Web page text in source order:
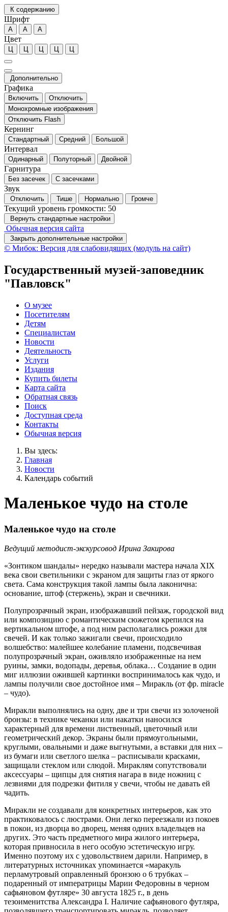
К содержанию
Шрифт
А А А
Цвет
Ц Ц Ц Ц Ц
Дополнительно
Графика
Включить
Отключить
Монохромные изображения
Отключить Flash
Кернинг
Стандартный Средний Большой
Интервал
Одинарный Полуторный Двойной
Гарнитура
Без засечек С засечками
Звук
Отключить Тише Нормально Громче
Текущий уровень громкости: 50
Вернуть стандартные настройки
Обычная версия сайта
Закрыть дополнительные настройки
© Мибок: Версия для слабовидящих (модуль на сайт)
Государственный музей-заповедник
"Павловск"
О музее
Посетителям
Детям
Специалистам
Новости
Деятельность
Услуги
Издания
Купить билеты
Карта сайта
Обратная связь
Поиск
Доступная среда
Контакты
Обычная версия
Вы здесь:
Главная
Новости
Календарь событий
Маленькое чудо на столе
Маленькое чудо на столе
Ведущий методист-экскурсовод Ирина Закирова
«Зонтиком шандалы» нередко называли мастера начала XIX
века свои светильники с экраном для защиты глаз от яркого
света. Сама конструкция такой лампы была лаконична:
основание, штоф (стержень), экран и свечники.
Полупрозрачный экран, изображавший пейзаж, городской вид
или композицию с романтическим сюжетом крепился на
вертикальном штофе, а под ним располагались рожки для
свечей. И как только зажигали свечи, происходило
волшебство: малейшее колебание пламени, подсвечивая
полупрозрачный экран, оживляло изображенные на нем
руины, замки, водопады, деревья, облака… Создание в один
миг иллюзии ожившей картинки воспринималось как чудо, и
лампы получили свое достойное имя – Миракль (от фр. miracle
– чудо).
Миракли выполнялись на одну, две и три свечи из золоченой
бронзы: в технике чеканки или накатки наносился
характерный для времени лиственный, цветочный или
геометрический декор. Экраны были прямоугольными,
круглыми, овальными и даже выгнутыми, а вставки для них –
из бумаги или светлого шелка – расписывали красками,
защищали стеклом или слюдой. Мираклям сопутствовали
аксессуары – щипцы для снятия нагара в виде ножниц с
лезвиями для подрезки фитиля у свечи, чтобы не давать ей
чадить.
Миракли не создавали для конкретных интерьеров, как это
практиковалось с люстрами. Они легко переезжали из покоев
в покои, из дворца во дворец, меняя одних владельцев на
других. Это часть предметного мира жилого интерьера,
которая привносила в него особую эстетическую игру.
Именно поэтому их с удовольствием дарили. Например, в
литературных источниках упоминается «маракуль
перламутровый оправленный бронзою о 6 трубках –
подаренный от императрицы Марии Федоровны в черном
сафьяновом футляре» 30 августа 1825 г., в день
тезоименитства Александра I. Наличие сафьянового футляра,